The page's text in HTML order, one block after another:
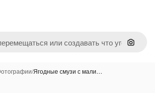
Поиск
/Ягодные смузи с мали…